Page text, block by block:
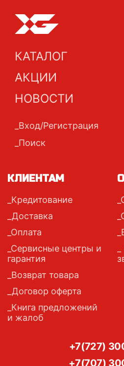
КАТАЛОГ
АКЦИИ
НОВОСТИ
Вход/Регистрация
Поиск
КЛИЕНТАМ
Кредитование
Доставка
Оплата
Сервисные центры и
гарантия
Возврат товара
Договор оферта
Книга предложений
и жалоб
+7(727)
+7(707)